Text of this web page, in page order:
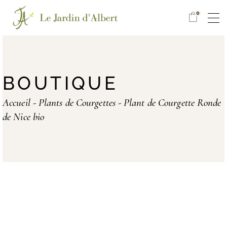
0
BOUTIQUE
Accueil Plants de Courgettes
Plant de Courgette Ronde
de Nice bio